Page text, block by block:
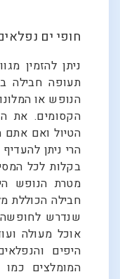
חופי ים
ניתן להזמין
תעופה חבילה
הנופש או
הקסומים. את
הטיול ואם אתם
הרי ניתן
בקלות לכל
מטרת הנופש
חבילה הכוללת
שנדרש לחופשה
אוכל מעולה
היפים
המומלצים